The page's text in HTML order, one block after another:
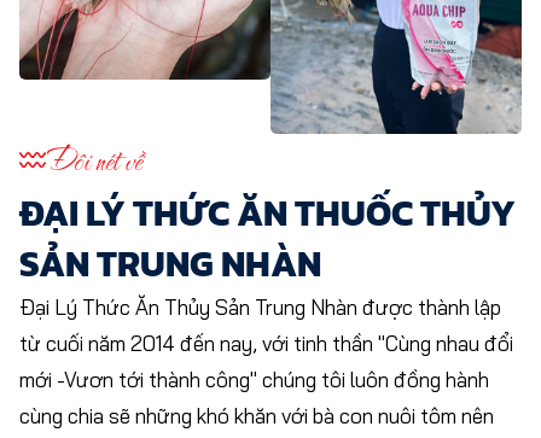
Đôi nét về
ĐẠI LÝ THỨC ĂN THUỐC THỦY
SẢN TRUNG NHÀN
Đại Lý Thức Ăn Thủy Sản Trung Nhàn được thành lập
từ cuối năm 2014 đến nay, với tinh thần "Cùng nhau đổi
mới -Vươn tới thành công" chúng tôi luôn đồng hành
cùng chia sẽ những khó khăn với bà con nuôi tôm nên